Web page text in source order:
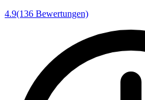
4.9(136 Bewertungen)